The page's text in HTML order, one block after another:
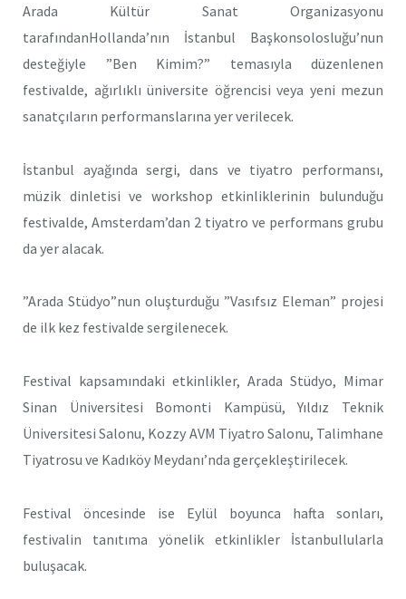
Arada Kültür Sanat Organizasyonu
tarafındanHollanda’nın İstanbul Başkonsolosluğu’nun
desteğiyle ”Ben Kimim?” temasıyla düzenlenen
festivalde, ağırlıklı üniversite öğrencisi veya yeni mezun
sanatçıların performanslarına yer verilecek.
İstanbul ayağında sergi, dans ve tiyatro performansı,
müzik dinletisi ve workshop etkinliklerinin bulunduğu
festivalde, Amsterdam’dan 2 tiyatro ve performans grubu
da yer alacak.
”Arada Stüdyo”nun oluşturduğu ”Vasıfsız Eleman” projesi
de ilk kez festivalde sergilenecek.
Festival kapsamındaki etkinlikler, Arada Stüdyo, Mimar
Sinan Üniversitesi Bomonti Kampüsü, Yıldız Teknik
Üniversitesi Salonu, Kozzy AVM Tiyatro Salonu, Talimhane
Tiyatrosu ve Kadıköy Meydanı’nda gerçekleştirilecek.
Festival öncesinde ise Eylül boyunca hafta sonları,
festivalin tanıtıma yönelik etkinlikler İstanbullularla
buluşacak.